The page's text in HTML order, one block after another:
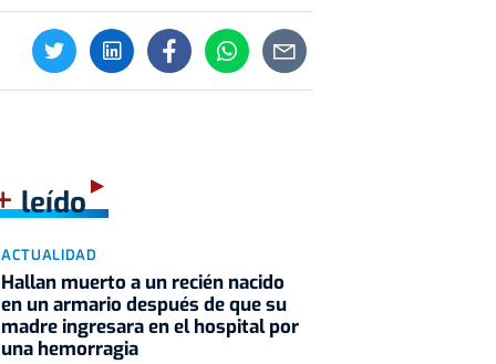
leído
ACTUALIDAD
Hallan muerto a un recién nacido
en un armario después de que su
madre ingresara en el hospital por
una hemorragia